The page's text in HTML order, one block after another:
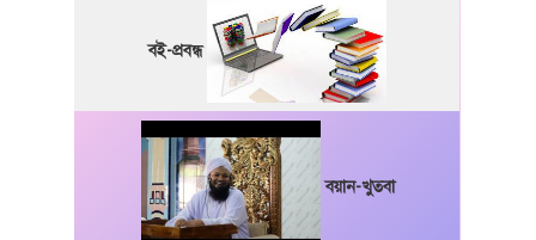
বই-প্রবন্ধ
বয়ান-খুতবা